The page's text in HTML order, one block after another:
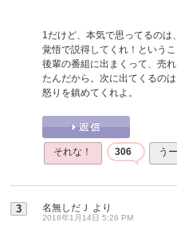
1だけど、本気で思ってるのは
覚悟で説得してくれ！という
後輩の番組に出まくって、売
たんだから。次に出てくるの
怒りを鎮めてくれよ。
それな！ 306 う
3 名無しだＪ より
2016年1月14日 5:26 PM